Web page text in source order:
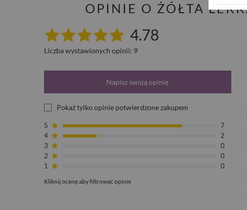
OPINIE O ŻÓŁTA
4.78
Liczba wystawionych opinii: 9
Napisz swoją opinię
Pokaż tylko opinie potwierdzone zakupem
5
7
4
2
3
0
2
0
1
0
Kliknij ocenę aby filtrować opinie